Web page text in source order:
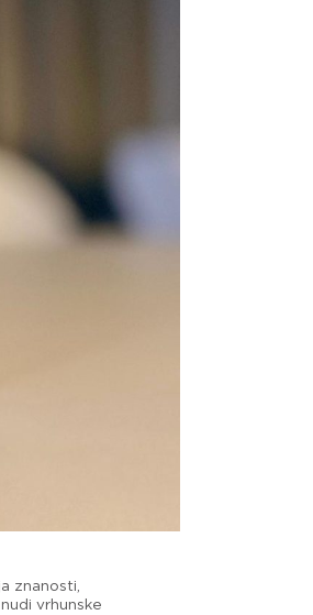
znanosti,
vrhunske